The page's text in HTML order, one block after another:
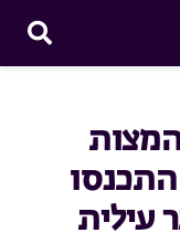
עילית